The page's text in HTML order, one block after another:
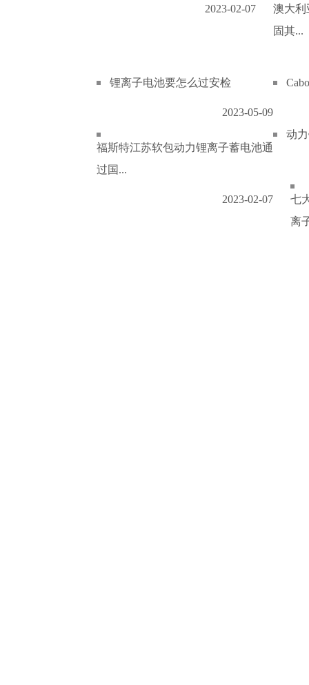
2023-02-07
澳大利
固其...
锂离子电池要怎么过安检
2023-05-09
福斯特江苏软包动力锂离子蓄电池通
过国...
2023-02-07
动
七
离